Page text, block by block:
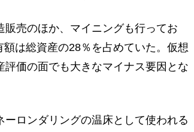
売のほか、マイニングも行ってお
は総資産の28％を占めていた。仮想
価の面でも大きなマイナス要因とな
ロンダリングの温床として使われる